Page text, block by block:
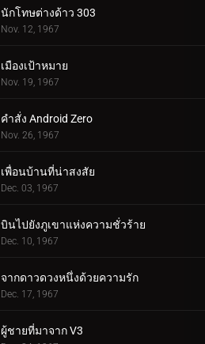
นักโทษต่างด้าว 303
Nov. 12, 1967
เมืองเป้าหมาย
Nov. 19, 1967
คำสั่ง Android Zero
Nov. 26, 1967
เพื่อนบ้านที่น่าสงสัย
Dec. 03, 1967
บินไปยังภูเขาแห่งความชั่วร้าย
Dec. 10, 1967
จากดาวดวงหนึ่งด้วยความรัก
Dec. 17, 1967
ผู้ชายที่มาจาก V3